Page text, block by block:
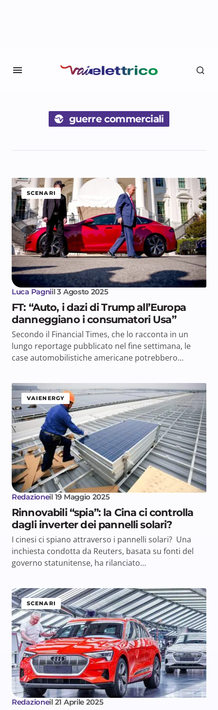
guerre commerciali
SCENARI
Luca Pagniil 3 Agosto 2025
FT: “Auto, i dazi di Trump all’Europa
danneggiano i consumatori Usa”
Secondo il Financial Times, che lo racconta in un
lungo reportage pubblicato nel fine settimana, le
case automobilistiche americane potrebbero…
VAIENERGY
Redazioneil 19 Maggio 2025
Rinnovabili “spia”: la Cina ci controlla
dagli inverter dei pannelli solari?
I cinesi ci spiano attraverso i pannelli solari? Una
inchiesta condotta da Reuters, basata su fonti del
governo statunitense, ha rilanciato…
SCENARI
Redazioneil 21 Aprile 2025